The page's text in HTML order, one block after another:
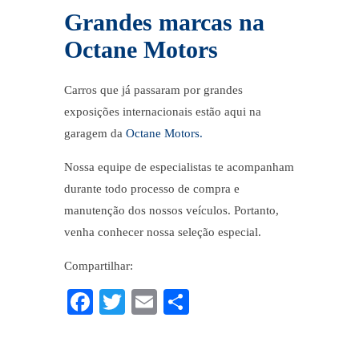
Grandes marcas na
Octane Motors
Carros que já passaram por grandes
exposições internacionais estão aqui na
garagem da Octane Motors.
Nossa equipe de especialistas te acompanham
durante todo processo de compra e
manutenção dos nossos veículos. Portanto,
venha conhecer nossa seleção especial.
Compartilhar:
Fa T
E